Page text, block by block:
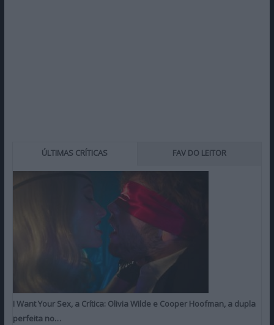
ÚLTIMAS CRÍTICAS FAV DO LEITOR
I Want Your Sex, a Crítica: Olivia Wilde e Cooper Hoofman, a dupla
perfeita no…